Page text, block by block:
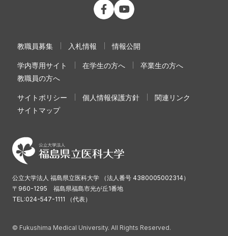
公立大学法人 福島県立医科大学
教職員募集 入札情報 情報公開
学内専用サイト 在学生の方へ
卒業生の方へ
教職員の方へ
サイトポリシー 個人情報保護方針
関連リンク
サイトマップ
公立大学法人 福島県立医科大学 （法人番号 4380005002314）
〒960-1295 福島県福島市光が丘1番地
TEL:024-547-1111 （代表）
© Fukushima Medical University. All Rights Reserved.